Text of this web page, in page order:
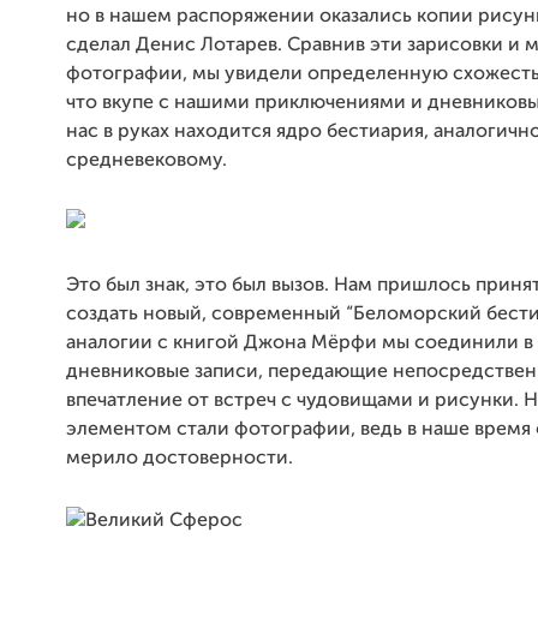
но в нашем распоряжении оказались копии
сделал Денис Лотарев. Сравнив эти зарисовки и
фотографии, мы увидели определенную
что вкупе с нашими приключениями и
нас в руках находится ядро бестиария,
средневековому.
Это был знак, это был вызов. Нам пришлось
создать новый, современный “Беломорский
аналогии с книгой Джона Мёрфи мы соединили
дневниковые записи, передающие
впечатление от встреч с чудовищами и рисунки.
элементом стали фотографии, ведь в наше
мерило достоверности.